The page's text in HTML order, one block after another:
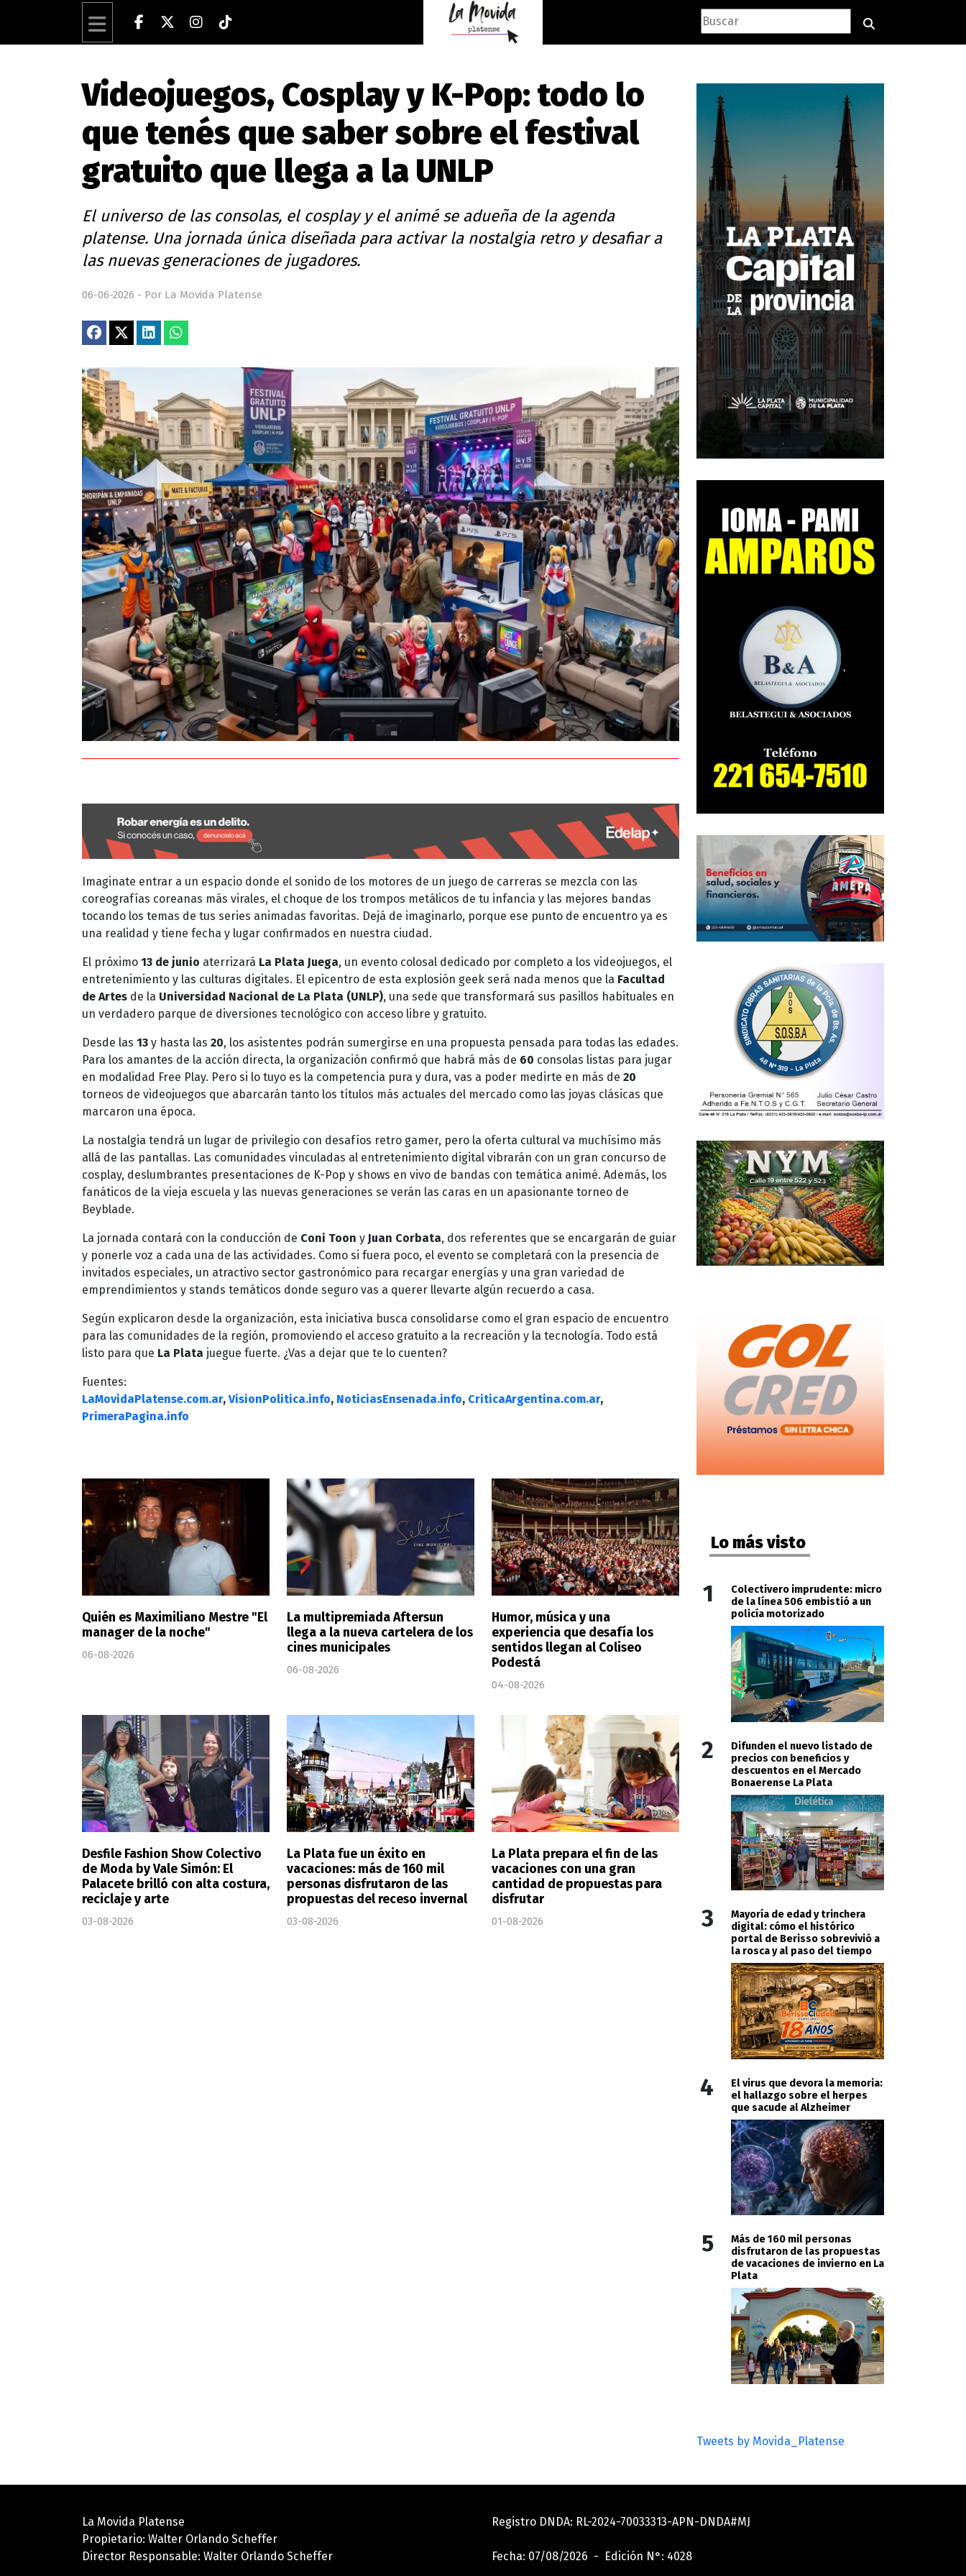
Videojuegos, Cosplay y K-Pop: todo lo
que tenés que saber sobre el festival
gratuito que llega a la UNLP
El universo de las consolas, el cosplay y el animé se adueña de la agenda
platense. Una jornada única diseñada para activar la nostalgia retro y desafiar a
las nuevas generaciones de jugadores.
06-06-2026 - Por La Movida Platense
Imaginate entrar a un espacio donde el sonido de los motores de un juego de carreras se mezcla con las
coreografías coreanas más virales, el choque de los trompos metálicos de tu infancia y las mejores bandas
tocando los temas de tus series animadas favoritas. Dejá de imaginarlo, porque ese punto de encuentro ya es
una realidad y tiene fecha y lugar confirmados en nuestra ciudad.
El próximo 13 de junio aterrizará La Plata Juega, un evento colosal dedicado por completo a los videojuegos, el
entretenimiento y las culturas digitales. El epicentro de esta explosión geek será nada menos que la Facultad
de Artes de la Universidad Nacional de La Plata (UNLP), una sede que transformará sus pasillos habituales en
un verdadero parque de diversiones tecnológico con acceso libre y gratuito.
Desde las 13 y hasta las 20, los asistentes podrán sumergirse en una propuesta pensada para todas las edades.
Para los amantes de la acción directa, la organización confirmó que habrá más de 60 consolas listas para jugar
en modalidad Free Play. Pero si lo tuyo es la competencia pura y dura, vas a poder medirte en más de 20
torneos de videojuegos que abarcarán tanto los títulos más actuales del mercado como las joyas clásicas que
marcaron una época.
La nostalgia tendrá un lugar de privilegio con desafíos retro gamer, pero la oferta cultural va muchísimo más
allá de las pantallas. Las comunidades vinculadas al entretenimiento digital vibrarán con un gran concurso de
cosplay, deslumbrantes presentaciones de K-Pop y shows en vivo de bandas con temática animé. Además, los
fanáticos de la vieja escuela y las nuevas generaciones se verán las caras en un apasionante torneo de
Beyblade.
La jornada contará con la conducción de Coni Toon y Juan Corbata, dos referentes que se encargarán de guiar
y ponerle voz a cada una de las actividades. Como si fuera poco, el evento se completará con la presencia de
invitados especiales, un atractivo sector gastronómico para recargar energías y una gran variedad de
emprendimientos y stands temáticos donde seguro vas a querer llevarte algún recuerdo a casa.
Según explicaron desde la organización, esta iniciativa busca consolidarse como el gran espacio de encuentro
para las comunidades de la región, promoviendo el acceso gratuito a la recreación y la tecnología. Todo está
listo para que La Plata juegue fuerte. ¿Vas a dejar que te lo cuenten?
Fuentes:
LaMovidaPlatense.com.ar, VisionPolitica.info, NoticiasEnsenada.info, CriticaArgentina.com.ar,
PrimeraPagina.info
Quién es Maximiliano Mestre "El
manager de la noche"
06-08-2026
La multipremiada Aftersun
llega a la nueva cartelera de los
cines municipales
06-08-2026
Humor, música y una
experiencia que desafía los
sentidos llegan al Coliseo
Podestá
04-08-2026
Desfile Fashion Show Colectivo
de Moda by Vale Simón: El
Palacete brilló con alta costura,
reciclaje y arte
03-08-2026
La Plata fue un éxito en
vacaciones: más de 160 mil
personas disfrutaron de las
propuestas del receso invernal
03-08-2026
La Plata prepara el fin de las
vacaciones con una gran
cantidad de propuestas para
disfrutar
01-08-2026
Lo más visto
1
Colectivero imprudente: micro
de la línea 506 embistió a un
policía motorizado
2
Difunden el nuevo listado de
precios con beneficios y
descuentos en el Mercado
Bonaerense La Plata
3
Mayoría de edad y trinchera
digital: cómo el histórico
portal de Berisso sobrevivió a
la rosca y al paso del tiempo
4
El virus que devora la memoria:
el hallazgo sobre el herpes
que sacude al Alzheimer
5
Más de 160 mil personas
disfrutaron de las propuestas
de vacaciones de invierno en La
Plata
Tweets by Movida_Platense
La Movida Platense
Propietario: Walter Orlando Scheffer
Director Responsable: Walter Orlando Scheffer
Registro DNDA: RL-2024-70033313-APN-DNDA#MJ
Fecha: 07/08/2026 - Edición N°: 4028